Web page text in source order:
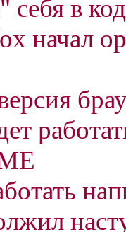
себя в
начал